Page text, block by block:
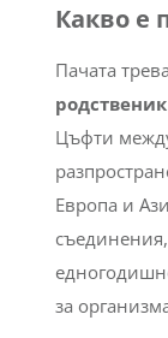
Какво е
Пачата
Цъфти
Европа и
за